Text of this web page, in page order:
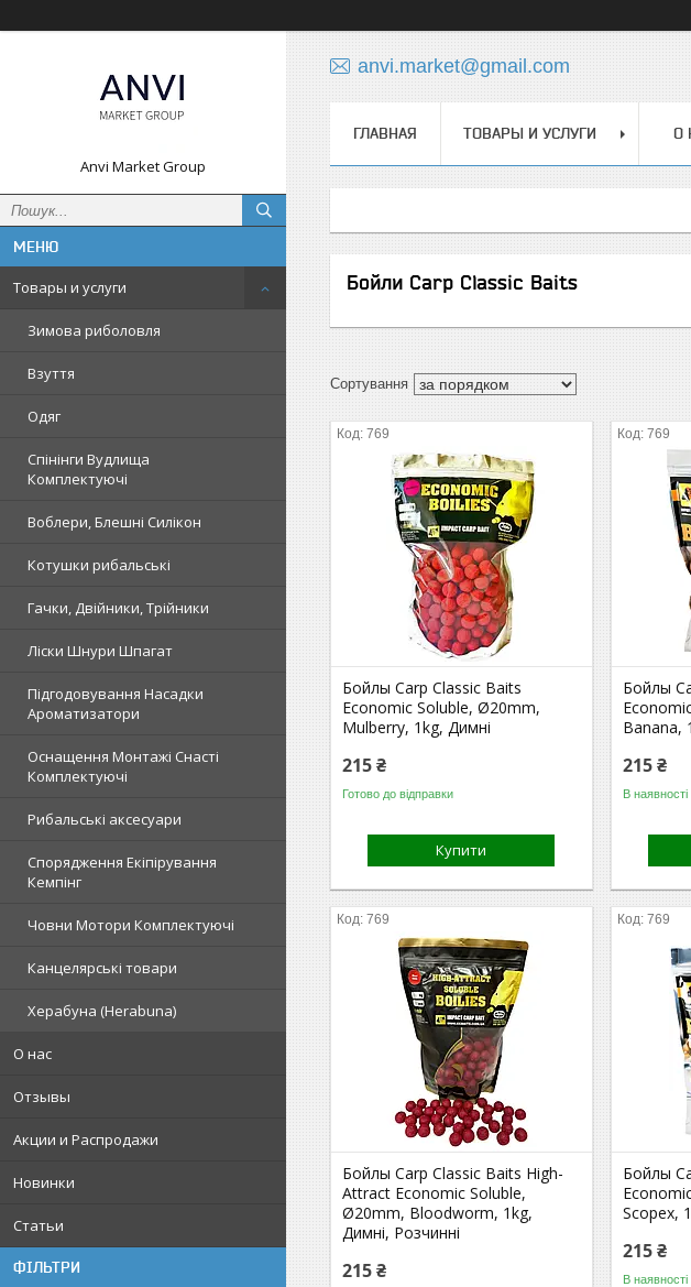
Anvi Market Group
Товары и услуги
Зимова риболовля
Взуття
Одяг
Спінінги Вудлища
Комплектуючі
Воблери, Блешні Силікон
Котушки рибальські
Гачки, Двійники, Трійники
Ліски Шнури Шпагат
Підгодовування Насадки
Ароматизатори
Оснащення Монтажі Снасті
Комплектуючі
Рибальські аксесуари
Спорядження Екіпірування
Кемпінг
Човни Мотори Комплектуючі
Канцелярські товари
Херабуна (Herabuna)
О нас
Отзывы
Акции и Распродажи
Новинки
Статьи
ФІЛЬТРИ
anvi.market@gmail.com
ГЛАВНАЯ ТОВАРЫ И УСЛУГИ О
Бойли Carp Classic Baits
769
Бойлы Carp Classic Baits
Economic Soluble, Ø20mm,
Mulberry, 1kg, Димні
215 ₴
Готово до відправки
Купити
769
Бойлы
Banana,
215 ₴
В наявності
769
Бойлы Carp Classic Baits High-
Attract Economic Soluble,
Ø20mm, Bloodworm, 1kg,
Димні, Розчинні
215 ₴
769
Бойлы
Scopex,
215 ₴
В наявності